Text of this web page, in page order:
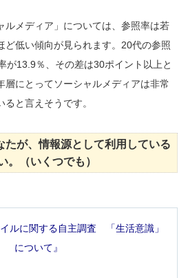
ルメディア」については、参照率は若
ど低い傾向が見られます。20代の参照
が13.9％、その差は30ポイント以上と
層にとってソーシャルメディアは非常
と言えそうです。
が、情報源として利用している
。（いくつでも）
イルに関する自主調査 「生活意識」
について』